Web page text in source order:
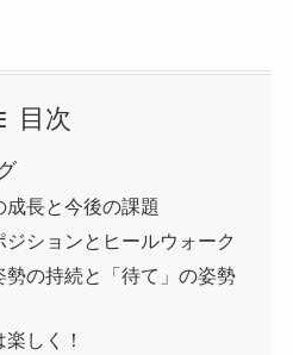
目次
成長と今後の課題
ジションとヒールウォーク
勢の持続と「待て」の姿勢
しく！